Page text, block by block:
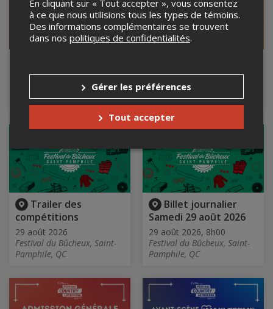
Québec | VENDREDI
Apo & Laurier |
VENDREDI
28 août 2026
Trailer des
compétitions
29 août 2026
Festival du Bûcheux, Saint-
Pamphile, QC
Billet journalier
Samedi 29 août 2026
29 août 2026, 8h00
Festival du Bûcheux, Saint-
Pamphile, QC
En cliquant sur « Tout accepter », vous consentez
à ce que nous utilisions tous les types de témoins.
Des informations complémentaires se trouvent
dans nos politiques de confidentialités.
Gérer les préférences
Tout accepter